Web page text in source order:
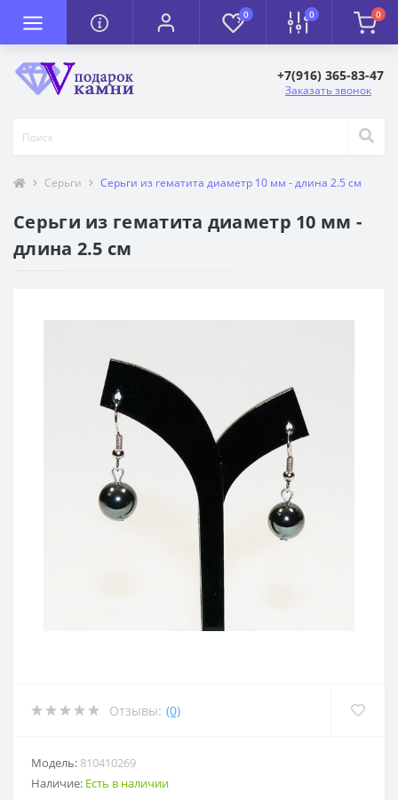
0 0 0
+7(916) 365-83-47
Заказать звонок
Серьги Серьги из гематита диаметр 10 мм - длина 2.5 см
Серьги из гематита диаметр 10 мм -
длина 2.5 см
Отзывы: (0)
Модель: 810410269
Наличие: Есть в наличии